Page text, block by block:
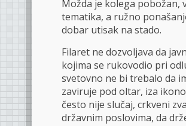
Možda je kolega pobožan,
tematika, a ružno
dobar utisak na stado.
Filaret ne dozvoljava da
kojima se rukovodio pri
svetovno ne bi trebalo da
zaviruje pod oltar, iza
često nije slučaj, crkveni
državnim poslovima, da